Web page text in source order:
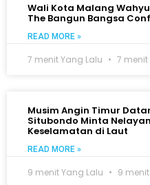
Wali Kota Malang
The Bangun Bangsa
READ MORE »
7 menit Yang Lalu 7 menit
Musim Angin Timur
Situbondo Minta
Keselamatan di Laut
READ MORE »
9 menit Yang Lalu 9